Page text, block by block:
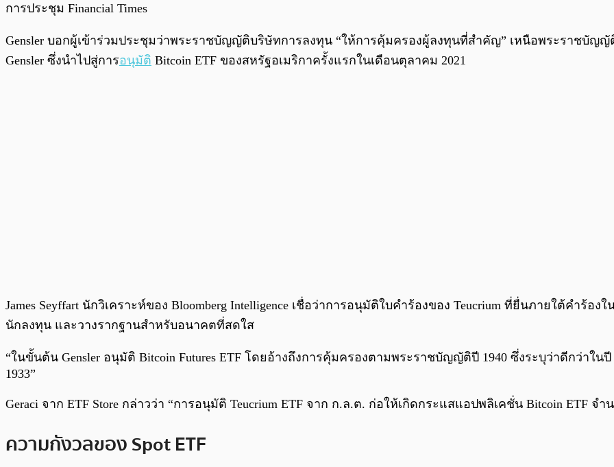
การประชุม Financial Times
Gensler บอกผู้เข้าร่วมประชุมว่าพระราชบัญญัติบริษัทการลงทุน “ให้การคุ้มครองผู้ลงทุนที่สำคัญ” เหนือพระราชบัญญั
Gensler ซึ่งนำไปสู่การอนุมัติ Bitcoin ETF ของสหรัฐอเมริกาครั้งแรกในเดือนตุลาคม 2021
James Seyffart นักวิเคราะห์ของ Bloomberg Intelligence เชื่อว่าการอนุมัติใบคำร้องของ Teucrium ที่ยื่นภายใต้คำร้อ
นักลงทุน และวางรากฐานสำหรับอนาคตที่สดใส
“ในขั้นต้น Gensler อนุมัติ Bitcoin Futures ETF โดยอ้างถึงการคุ้มครองตามพระราชบัญญัติปี 1940 ซึ่งระบุว่าดีกว่าใ
1933”
Geraci จาก ETF Store กล่าวว่า “การอนุมัติ Teucrium ETF จาก ก.ล.ต. ก่อให้เกิดกระแสแอปพลิเคชั่น Bitcoin ETF จำ
ความกังวลของ Spot ETF